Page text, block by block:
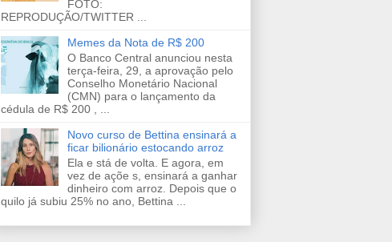
FOTO:
REPRODUÇÃO/TWITTER ...
Memes da Nota de R$ 200
O Banco Central anunciou nesta
terça-feira, 29, a aprovação pelo
Conselho Monetário Nacional
(CMN) para o lançamento da
cédula de R$ 200 , ...
Novo curso de Bettina ensinará a
ficar bilionário estocando arroz
Ela e stá de volta. E agora, em
vez de açõe s, ensinará a ganhar
dinheiro com arroz. Depois que o
quilo já subiu 25% no ano, Bettina ...